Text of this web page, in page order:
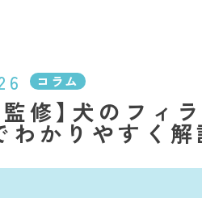
コラム
監修】犬のフィ
わかりやすく解